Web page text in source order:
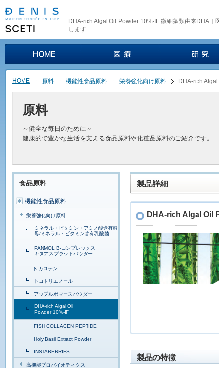
DHA-rich Algal Oil Powder 10%-IF 微細藻類由来DHA
します
HOME 原料 機能性食品原料 栄養強化向け原料 DHA-rich
原料
～健全な毎日のために～
健康的で豊かな生活を支える食品原料や化粧品原料のご紹介です。
食品原料
機能性食品原料
栄養強化向け原料
ミネラル・ビタミン・アミノ酸含有酵
母/ミネラル・ビタミン含有乳酸菌
PANMOL B-コンプレックス
キヌアスプラウトパウダー
β-カロテン
トコトリエノール
アップルポマースパウダー
DHA-rich Algal Oil
Powder 10%-IF
FISH COLLAGEN PEPTIDE
Holy Basil Extract Powder
INSTABERRIES
高機能プロバイオティクス
製品詳細
DHA-rich Algal Oil
製品の特徴